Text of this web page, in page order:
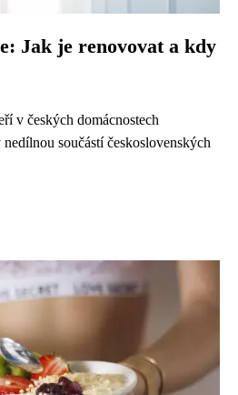
Jak je renovovat a kdy
v českých domácnostech
součástí československých